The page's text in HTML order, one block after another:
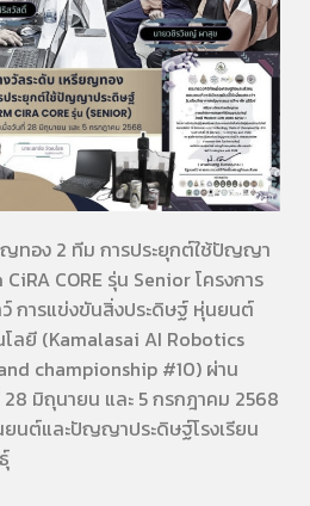
ทอง 2 ทีม การประยุกต์ใช้ปัญญา
CORE รุ่น Senior โครงการ
การแข่งขันสิ่งประดิษฐ์ หุ่นยนต์
ลยี (Kamalasai AI Robotics
championship #10) ผ่าน
มิถุนายน และ 5 กรกฎาคม 2568
นต์และปัญญาประดิษฐ์โรงเรียน